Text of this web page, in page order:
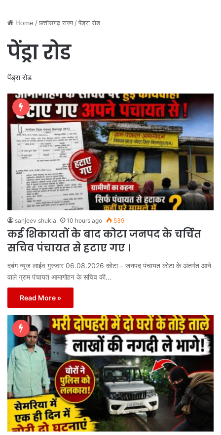
Home /छत्तीसगढ़ राज्य/पेंड्रा रोड
पेंड्रा रोड
पेंड्रा रोड
sanjeev shukla 10 hours ago 539
कई शिकायतों के बाद कोटा जनपद के चर्चित
सचिव पंचायत से हटाए गए ।
दबंग न्यूज लाईव गुरूवार 06.08.2026 कोटा – जनपद पंचायत कोटा के अंतर्गत आने
वाले ग्राम पंचायत आमागोहन के सचिव की…
Read More »